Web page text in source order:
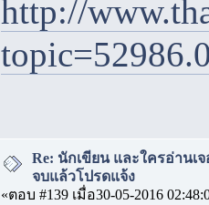
http://
Re: นักเขียน และใครอ่านเ
จบแล้วโปรดแจ้ง
«ตอบ #139 เมื่อ30-05-2016